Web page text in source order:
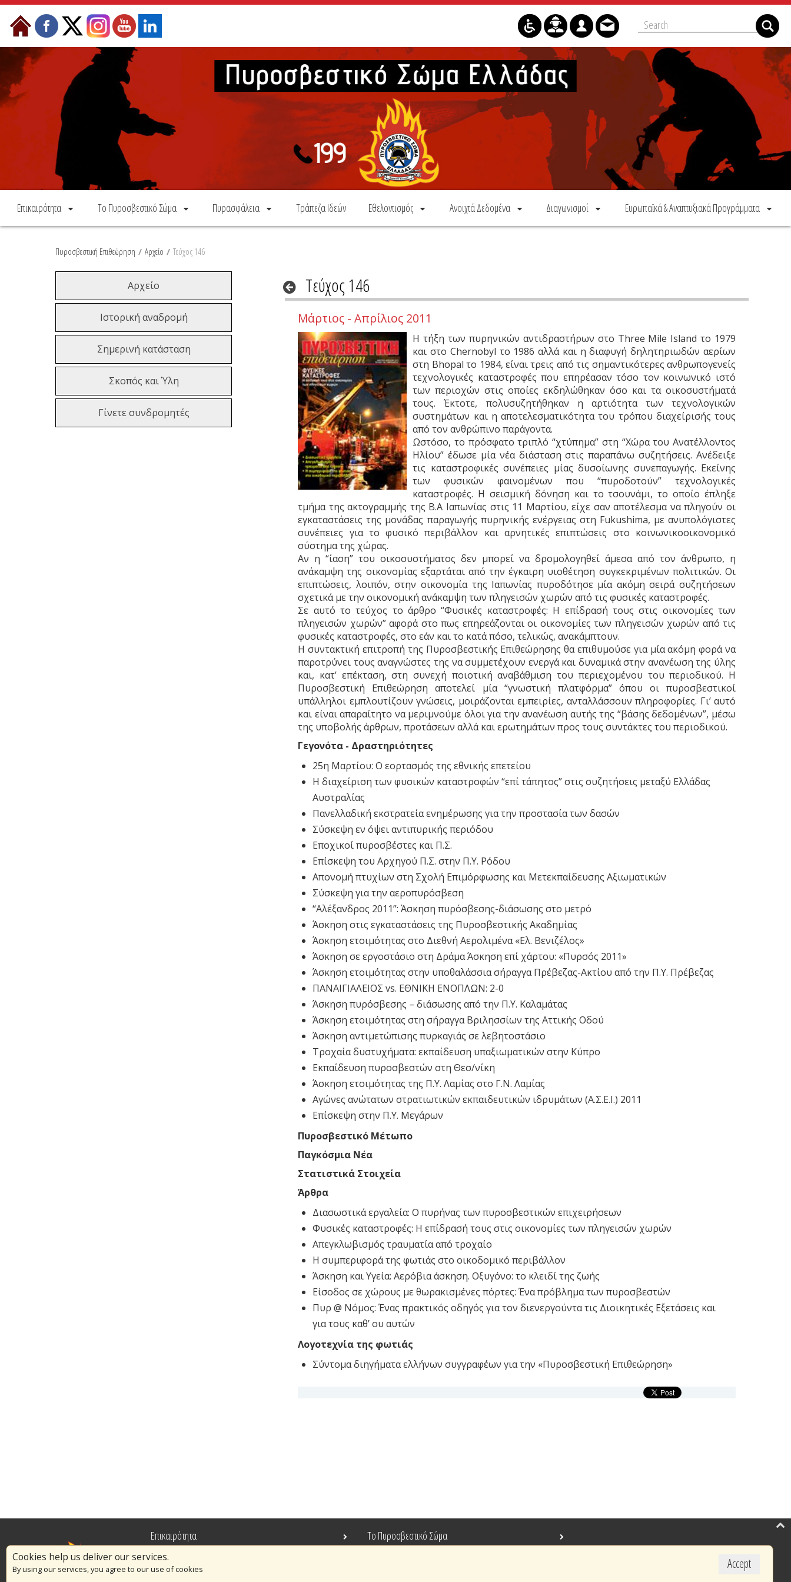
Skip to Content
Επικαιρότητα Το Πυροσβεστικό Σώμα Πυρασφάλεια Τράπεζα Ιδεών Εθελοντισμός Ανοιχτά Δεδομένα Διαγωνισμοί Ευρωπαϊκά & Αναπτυξιακά Προγράμματα
Πυροσβεστική Επιθεώρηση / Αρχείο / Τεύχος 146
Αρχείο
Ιστορική αναδρομή
Σημερινή κατάσταση
Σκοπός και Ύλη
Γίνετε συνδρομητές
Τεύχος 146
Μάρτιος - Απρίλιος 2011
Η τήξη των πυρηνικών αντιδραστήρων στο Three Mile Island το 1979
και στο Chernobyl το 1986 αλλά και η διαφυγή δηλητηριωδών αερίων
στη Bhopal το 1984, είναι τρεις από τις σημαντικότερες ανθρωπογενείς
τεχνολογικές καταστροφές που επηρέασαν τόσο τον κοινωνικό ιστό
των περιοχών στις οποίες εκδηλώθηκαν όσο και τα οικοσυστήματά
τους. Έκτοτε, πολυσυζητήθηκαν η αρτιότητα των τεχνολογικών
συστημάτων και η αποτελεσματικότητα του τρόπου διαχείρισής τους
από τον ανθρώπινο παράγοντα.
Ωστόσο, το πρόσφατο τριπλό “χτύπημα” στη “Χώρα του Ανατέλλοντος
Ηλίου” έδωσε μία νέα διάσταση στις παραπάνω συζητήσεις. Ανέδειξε
τις καταστροφικές συνέπειες μίας δυσοίωνης συνεπαγωγής. Εκείνης
των φυσικών φαινομένων που “πυροδοτούν” τεχνολογικές
καταστροφές. Η σεισμική δόνηση και το τσουνάμι, το οποίο έπληξε
τμήμα της ακτογραμμής της Β.Α Ιαπωνίας στις 11 Μαρτίου, είχε σαν αποτέλεσμα να πληγούν οι
εγκαταστάσεις της μονάδας παραγωγής πυρηνικής ενέργειας στη Fukushima, με ανυπολόγιστες
συνέπειες για το φυσικό περιβάλλον και αρνητικές επιπτώσεις στο κοινωνικοοικονομικό
σύστημα της χώρας.
Αν η “ίαση” του οικοσυστήματος δεν μπορεί να δρομολογηθεί άμεσα από τον άνθρωπο, η
ανάκαμψη της οικονομίας εξαρτάται από την έγκαιρη υιοθέτηση συγκεκριμένων πολιτικών. Οι
επιπτώσεις, λοιπόν, στην οικονομία της Ιαπωνίας πυροδότησε μία ακόμη σειρά συζητήσεων
σχετικά με την οικονομική ανάκαμψη των πληγεισών χωρών από τις φυσικές καταστροφές.
Σε αυτό το τεύχος το άρθρο “Φυσικές καταστροφές: H επίδρασή τους στις οικονομίες των
πληγεισών χωρών” αφορά στο πως επηρεάζονται οι οικονομίες των πληγεισών χωρών από τις
φυσικές καταστροφές, στο εάν και το κατά πόσο, τελικώς, ανακάμπτουν.
Η συντακτική επιτροπή της Πυροσβεστικής Επιθεώρησης θα επιθυμούσε για μία ακόμη φορά να
παροτρύνει τους αναγνώστες της να συμμετέχουν ενεργά και δυναμικά στην ανανέωση της ύλης
και, κατ’ επέκταση, στη συνεχή ποιοτική αναβάθμιση του περιεχομένου του περιοδικού. Η
Πυροσβεστική Επιθεώρηση αποτελεί μία “γνωστική πλατφόρμα” όπου οι πυροσβεστικοί
υπάλληλοι εμπλουτίζουν γνώσεις, μοιράζονται εμπειρίες, ανταλλάσσουν πληροφορίες. Γι’ αυτό
και είναι απαραίτητο να μεριμνούμε όλοι για την ανανέωση αυτής της “βάσης δεδομένων”, μέσω
της υποβολής άρθρων, προτάσεων αλλά και ερωτημάτων προς τους συντάκτες του περιοδικού.
Γεγονότα - Δραστηριότητες
25η Μαρτίου: Ο εορτασμός της εθνικής επετείου
Η διαχείριση των φυσικών καταστροφών “επί τάπητος” στις συζητήσεις μεταξύ Ελλάδας
Αυστραλίας
Πανελλαδική εκστρατεία ενημέρωσης για την προστασία των δασών
Σύσκεψη εν όψει αντιπυρικής περιόδου
Εποχικοί πυροσβέστες και Π.Σ.
Επίσκεψη του Αρχηγού Π.Σ. στην Π.Υ. Ρόδου
Aπονομή πτυχίων στη Σχολή Επιμόρφωσης και Μετεκπαίδευσης Αξιωματικών
Σύσκεψη για την αεροπυρόσβεση
“Αλέξανδρος 2011”: Άσκηση πυρόσβεσης-διάσωσης στο μετρό
Άσκηση στις εγκαταστάσεις της Πυροσβεστικής Ακαδημίας
Άσκηση ετοιμότητας στο Διεθνή Αερολιμένα «Ελ. Βενιζέλος»
Άσκηση σε εργοστάσιο στη Δράμα Άσκηση επί χάρτου: «Πυρσός 2011»
Άσκηση ετοιμότητας στην υποθαλάσσια σήραγγα Πρέβεζας-Ακτίου από την Π.Υ. Πρέβεζας
ΠΑΝΑΙΓΙΑΛΕΙΟΣ vs. ΕΘΝΙΚΗ ΕΝΟΠΛΩΝ: 2-0
Άσκηση πυρόσβεσης – διάσωσης από την Π.Υ. Καλαμάτας
Άσκηση ετοιμότητας στη σήραγγα Βριλησσίων της Αττικής Οδού
Άσκηση αντιμετώπισης πυρκαγιάς σε λεβητοστάσιο
Τροχαία δυστυχήματα: εκπαίδευση υπαξιωματικών στην Κύπρο
Εκπαίδευση πυροσβεστών στη Θεσ/νίκη
Άσκηση ετοιμότητας της Π.Υ. Λαμίας στο Γ.Ν. Λαμίας
Aγώνες ανώτατων στρατιωτικών εκπαιδευτικών ιδρυμάτων (Α.Σ.Ε.Ι.) 2011
Επίσκεψη στην Π.Υ. Μεγάρων
Πυροσβεστικό Μέτωπο
Παγκόσμια Νέα
Στατιστικά Στοιχεία
Άρθρα
Διασωστικά εργαλεία: O πυρήνας των πυροσβεστικών επιχειρήσεων
Φυσικές καταστροφές: H επίδρασή τους στις οικονομίες των πληγεισών χωρών
Aπεγκλωβισμός τραυματία από τροχαίο
H συμπεριφορά της φωτιάς στο οικοδομικό περιβάλλον
Άσκηση και Yγεία: Aερόβια άσκηση. Oξυγόνο: το κλειδί της ζωής
Eίσοδος σε χώρους με θωρακισμένες πόρτες: Ένα πρόβλημα των πυροσβεστών
Πυρ @ Nόμος: Ένας πρακτικός οδηγός για τον διενεργούντα τις Διοικητικές Εξετάσεις και
για τους καθ’ ου αυτών
Λογοτεχνία της φωτιάς
Σύντομα διηγήματα ελλήνων συγγραφέων για την «Πυροσβεστική Eπιθεώρηση»
Accept
Cookies help us deliver our services.
By using our services, you agree to our use of cookies
Επικαιρότητα
Το Πυροσβεστικό Σώμα
Πυρασφάλεια